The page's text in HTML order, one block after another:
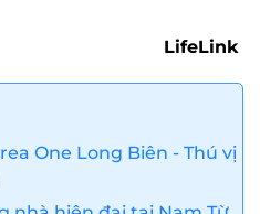
LifeLink
One Long Biên - Thú vị